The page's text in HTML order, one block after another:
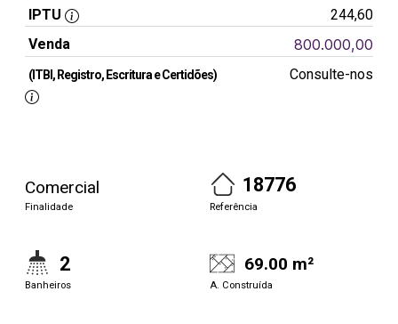
IPTU
244,60
Venda
800.000,00
(ITBI, Registro, Escritura e Certidões) Consulte-nos
Comercial
Finalidade
18776
Referência
2
Banheiros
69.00 m²
A. Construída